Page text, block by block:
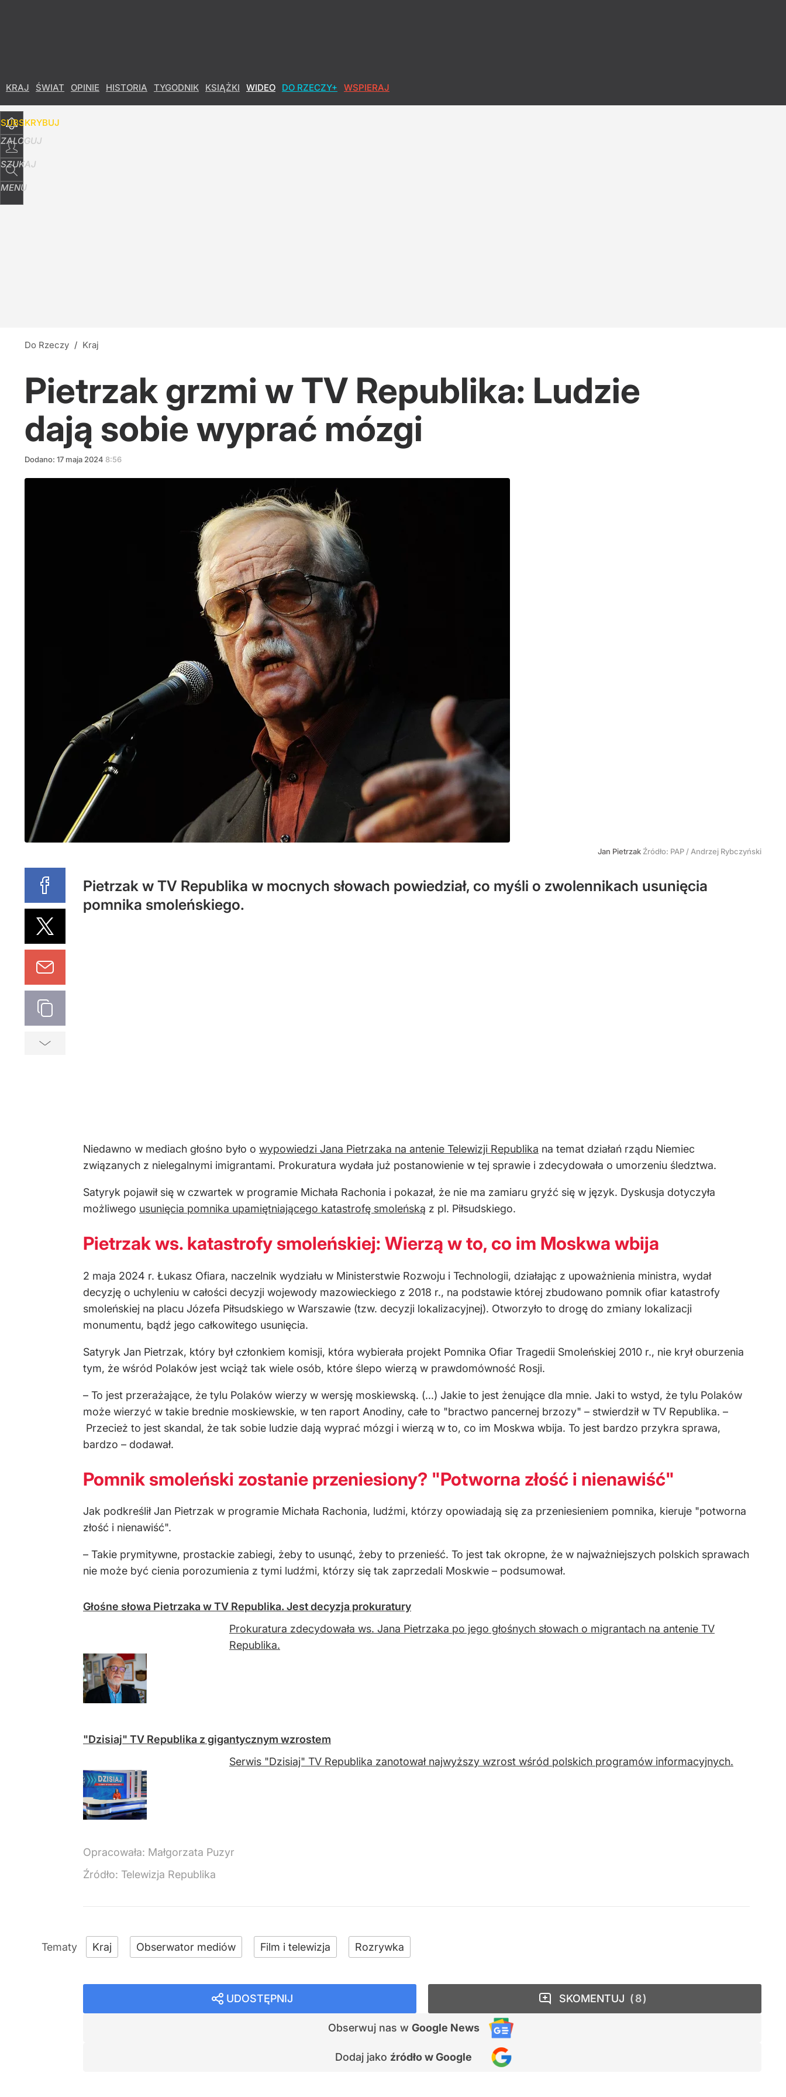
KRAJ ŚWIAT OPINIE HISTORIA TYGODNIK KSIĄŻKI WIDEO DO RZECZY+ WSPIERAJ
SUBSKRYBUJ
ZALOGUJ
SZUKAJ
MENU
Do Rzeczy / Kraj
Pietrzak grzmi w TV Republika: Ludzie
dają sobie wyprać mózgi
Dodano: 17 maja 2024 8:56
Jan Pietrzak Źródło: PAP / Andrzej Rybczyński
Pietrzak w TV Republika w mocnych słowach powiedział, co myśli o zwolennikach usunięcia
pomnika smoleńskiego.
Niedawno w mediach głośno było o wypowiedzi Jana Pietrzaka na antenie Telewizji Republika na temat działań rządu Niemiec
związanych z nielegalnymi imigrantami. Prokuratura wydała już postanowienie w tej sprawie i zdecydowała o umorzeniu śledztwa.
Satyryk pojawił się w czwartek w programie Michała Rachonia i pokazał, że nie ma zamiaru gryźć się w język. Dyskusja dotyczyła
możliwego usunięcia pomnika upamiętniającego katastrofę smoleńską z pl. Piłsudskiego.
Pietrzak ws. katastrofy smoleńskiej: Wierzą w to, co im Moskwa wbija
2 maja 2024 r. Łukasz Ofiara, naczelnik wydziału w Ministerstwie Rozwoju i Technologii, działając z upoważnienia ministra, wydał
decyzję o uchyleniu w całości decyzji wojewody mazowieckiego z 2018 r., na podstawie której zbudowano pomnik ofiar katastrofy
smoleńskiej na placu Józefa Piłsudskiego w Warszawie (tzw. decyzji lokalizacyjnej). Otworzyło to drogę do zmiany lokalizacji
monumentu, bądź jego całkowitego usunięcia.
Satyryk Jan Pietrzak, który był członkiem komisji, która wybierała projekt Pomnika Ofiar Tragedii Smoleńskiej 2010 r., nie krył oburzenia
tym, że wśród Polaków jest wciąż tak wiele osób, które ślepo wierzą w prawdomówność Rosji.
– To jest przerażające, że tylu Polaków wierzy w wersję moskiewską. (...) Jakie to jest żenujące dla mnie. Jaki to wstyd, że tylu Polaków
może wierzyć w takie brednie moskiewskie, w ten raport Anodiny, całe to "bractwo pancernej brzozy" – stwierdził w TV Republika. –
Przecież to jest skandal, że tak sobie ludzie dają wyprać mózgi i wierzą w to, co im Moskwa wbija. To jest bardzo przykra sprawa,
bardzo – dodawał.
Pomnik smoleński zostanie przeniesiony? "Potworna złość i nienawiść"
Jak podkreślił Jan Pietrzak w programie Michała Rachonia, ludźmi, którzy opowiadają się za przeniesieniem pomnika, kieruje "potworna
złość i nienawiść".
– Takie prymitywne, prostackie zabiegi, żeby to usunąć, żeby to przenieść. To jest tak okropne, że w najważniejszych polskich sprawach
nie może być cienia porozumienia z tymi ludźmi, którzy się tak zaprzedali Moskwie – podsumował.
Głośne słowa Pietrzaka w TV Republika. Jest decyzja prokuratury
Prokuratura zdecydowała ws. Jana Pietrzaka po jego głośnych słowach o migrantach na antenie TV
Republika.
"Dzisiaj" TV Republika z gigantycznym wzrostem
Serwis "Dzisiaj" TV Republika zanotował najwyższy wzrost wśród polskich programów informacyjnych.
Opracowała: Małgorzata Puzyr
Źródło: Telewizja Republika
Kraj Obserwator mediów Film i telewizja Rozrywka
UDOSTĘPNIJ
Obserwuj nas w Google News
Dodaj jako źródło w Google
SKOMENTUJ 8